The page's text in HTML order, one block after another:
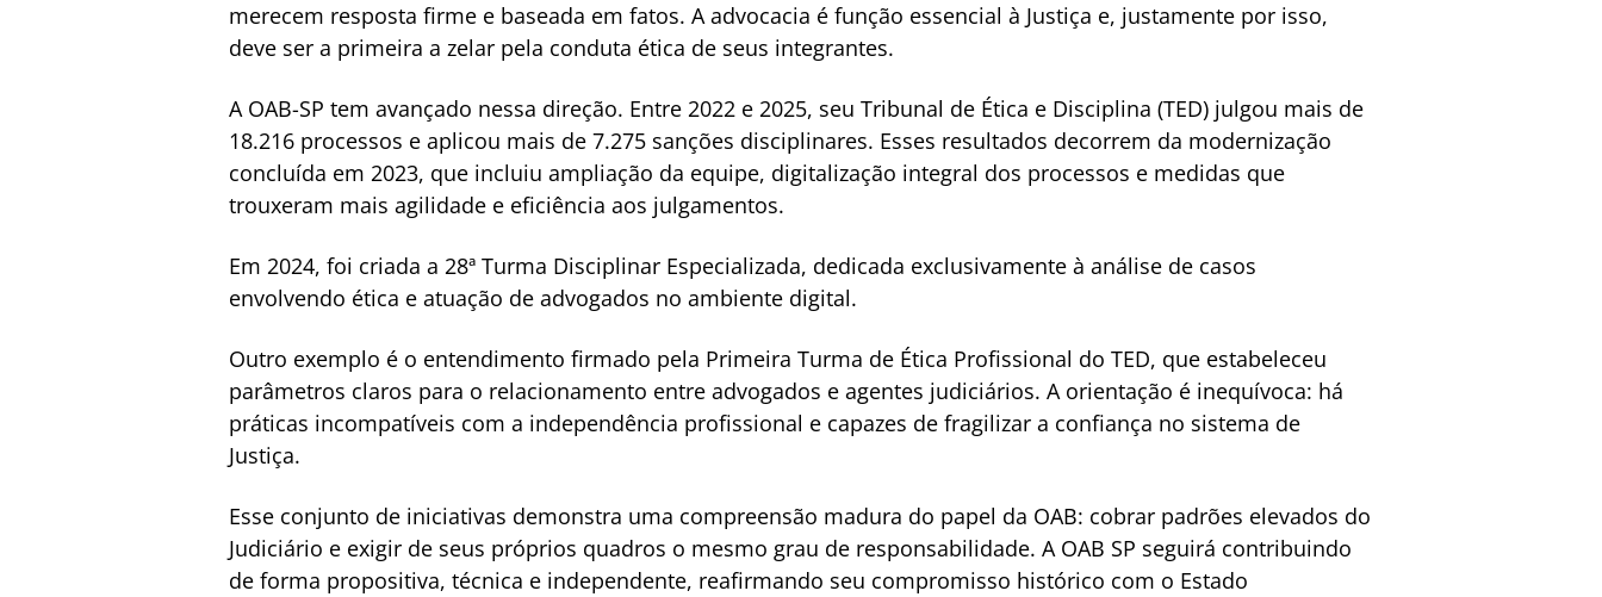
merecem resposta firme e baseada em fatos. A advocacia é função essencial à Justiça e, justamente por isso,
deve ser a primeira a zelar pela conduta ética de seus integrantes.
A OAB-SP tem avançado nessa direção. Entre 2022 e 2025, seu Tribunal de Ética e Disciplina (TED) julgou mais de
18.216 processos e aplicou mais de 7.275 sanções disciplinares. Esses resultados decorrem da modernização
concluída em 2023, que incluiu ampliação da equipe, digitalização integral dos processos e medidas que
trouxeram mais agilidade e eficiência aos julgamentos.
Em 2024, foi criada a 28ª Turma Disciplinar Especializada, dedicada exclusivamente à análise de casos
envolvendo ética e atuação de advogados no ambiente digital.
Outro exemplo é o entendimento firmado pela Primeira Turma de Ética Profissional do TED, que estabeleceu
parâmetros claros para o relacionamento entre advogados e agentes judiciários. A orientação é inequívoca: há
práticas incompatíveis com a independência profissional e capazes de fragilizar a confiança no sistema de
Justiça.
Esse conjunto de iniciativas demonstra uma compreensão madura do papel da OAB: cobrar padrões elevados do
Judiciário e exigir de seus próprios quadros o mesmo grau de responsabilidade. A OAB SP seguirá contribuindo
de forma propositiva, técnica e independente, reafirmando seu compromisso histórico com o Estado